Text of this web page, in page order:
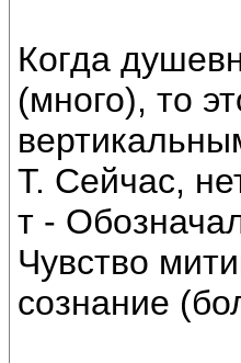
Когда
(много), то
Т. Сейчас,
т -
Чувство
сознание